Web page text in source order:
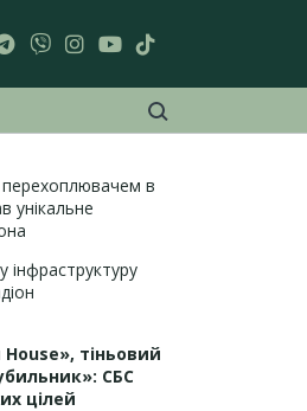
в
унікальне
інфраструктуру
тіньовий
СБС
цілей